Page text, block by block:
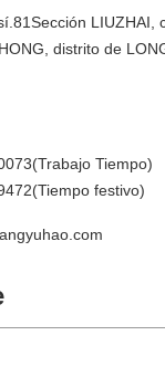
LIUZHAI,
distrito de
Tiempo)
festivo)